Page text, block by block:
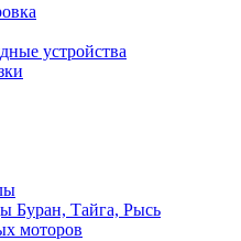
устройства
Буран, Тайга, Рысь
моторов